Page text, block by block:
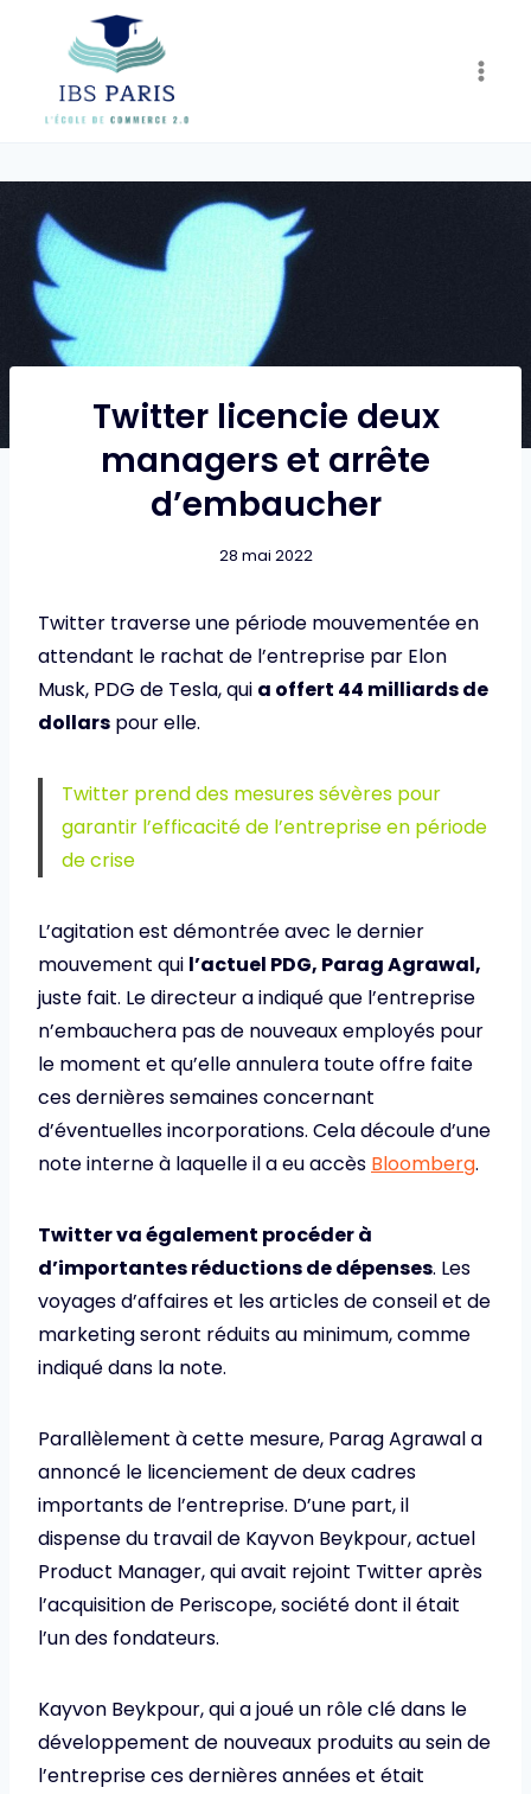
content
Twitter licencie deux
managers et arrête
d’embaucher
28 mai 2022
Twitter traverse une période mouvementée en
attendant le rachat de l’entreprise par Elon
Musk, PDG de Tesla, qui a offert 44 milliards de
dollars pour elle.
Twitter prend des mesures sévères pour
garantir l’efficacité de l’entreprise en période
de crise
L’agitation est démontrée avec le dernier
mouvement qui l’actuel PDG, Parag Agrawal,
juste fait. Le directeur a indiqué que l’entreprise
n’embauchera pas de nouveaux employés pour
le moment et qu’elle annulera toute offre faite
ces dernières semaines concernant
d’éventuelles incorporations. Cela découle d’une
note interne à laquelle il a eu accès Bloomberg.
Twitter va également procéder à
d’importantes réductions de dépenses. Les
voyages d’affaires et les articles de conseil et de
marketing seront réduits au minimum, comme
indiqué dans la note.
Parallèlement à cette mesure, Parag Agrawal a
annoncé le licenciement de deux cadres
importants de l’entreprise. D’une part, il
dispense du travail de Kayvon Beykpour, actuel
Product Manager, qui avait rejoint Twitter après
l’acquisition de Periscope, société dont il était
l’un des fondateurs.
Kayvon Beykpour, qui a joué un rôle clé dans le
développement de nouveaux produits au sein de
l’entreprise ces dernières années et était